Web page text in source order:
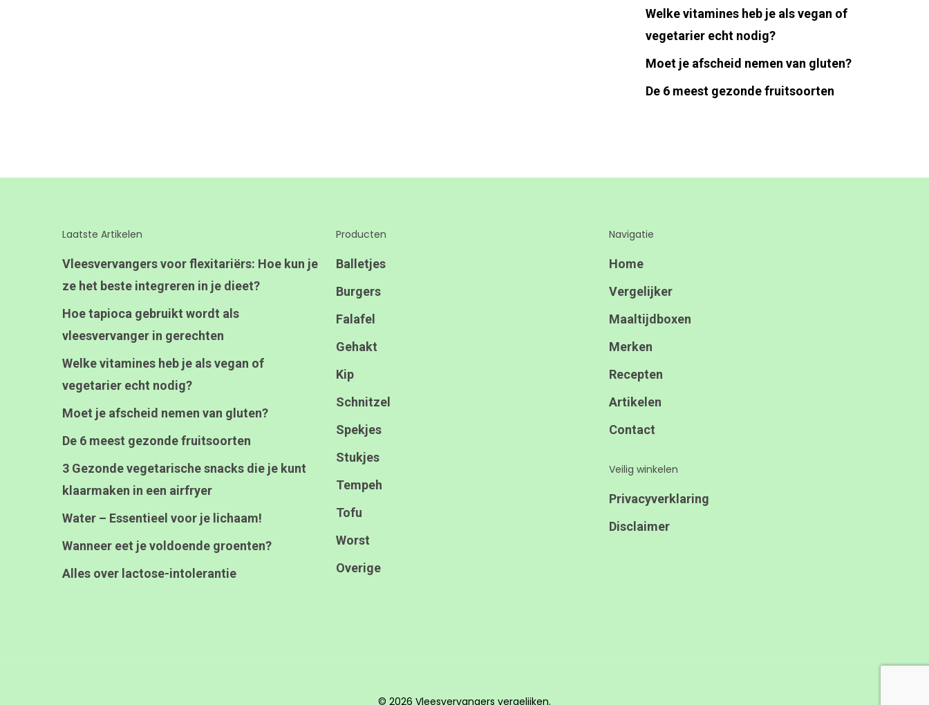
Welke vitamines heb je als vegan of
vegetarier echt nodig?
Moet je afscheid nemen van gluten?
De 6 meest gezonde fruitsoorten
Laatste Artikelen
Vleesvervangers voor flexitariërs: Hoe kun je
ze het beste integreren in je dieet?
Hoe tapioca gebruikt wordt als
vleesvervanger in gerechten
Welke vitamines heb je als vegan of
vegetarier echt nodig?
Moet je afscheid nemen van gluten?
De 6 meest gezonde fruitsoorten
3 Gezonde vegetarische snacks die je kunt
klaarmaken in een airfryer
Water – Essentieel voor je lichaam!
Wanneer eet je voldoende groenten?
Alles over lactose-intolerantie
Producten
Balletjes
Burgers
Falafel
Gehakt
Kip
Schnitzel
Spekjes
Stukjes
Tempeh
Tofu
Worst
Overige
Navigatie
Home
Vergelijker
Maaltijdboxen
Merken
Recepten
Artikelen
Contact
Veilig winkelen
Privacyverklaring
Disclaimer
© 2026 Vleesvervangers vergelijken.